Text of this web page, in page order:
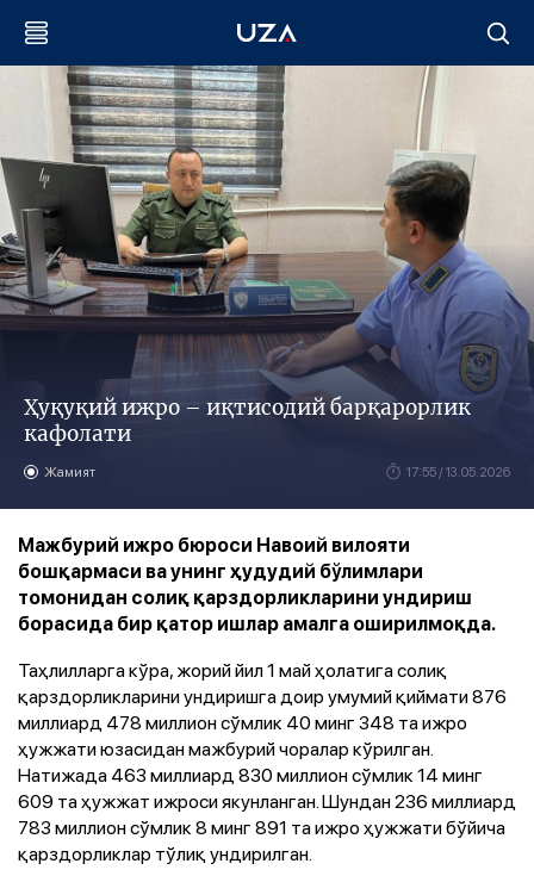
Ҳуқуқий ижро – иқтисодий барқарорлик
кафолати
Жамият 17:55 / 13.05.2026
Мажбурий ижро бюроси Навоий вилояти
бошқармаси ва унинг ҳудудий бўлимлари
томонидан солиқ қарздорликларини ундириш
борасида бир қатор ишлар амалга оширилмоқда.
Таҳлилларга кўра, жорий йил 1 май ҳолатига солиқ
қарздорликларини ундиришга доир умумий қиймати 876
миллиард 478 миллион сўмлик 40 минг 348 та ижро
ҳужжати юзасидан мажбурий чоралар кўрилган.
Натижада 463 миллиард 830 миллион сўмлик 14 минг
609 та ҳужжат ижроси якунланган. Шундан 236 миллиард
783 миллион сўмлик 8 минг 891 та ижро ҳужжати бўйича
қарздорликлар тўлиқ ундирилган.